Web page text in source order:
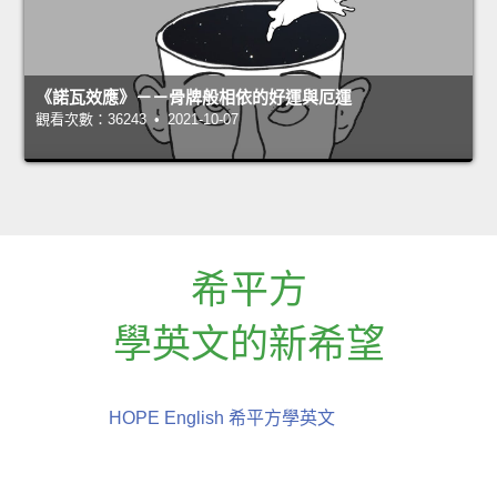
《諾瓦效應》－－骨牌般相依的好運與厄運
觀看次數：36243 • 2021-10-07
希平方
學英文的新希望
HOPE English 希平方學英文